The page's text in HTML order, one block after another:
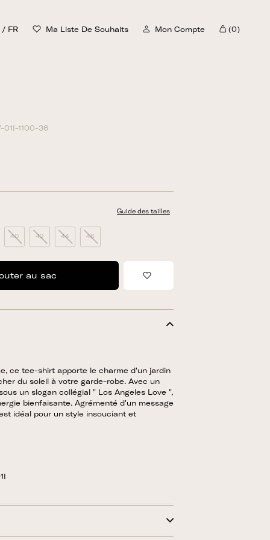
/ FR Ma Liste De Souhaits Mon Compte (0)
Chariot
01I-1100-36
Guide des tailles
40 42 44 46
au sac Ajouter à la liste de
ce tee-shirt apporte le charme d'un jardin
du soleil à votre garde-robe. Avec un
un slogan collégial " Los Angeles Love ",
bienfaisante. Agrémenté d'un message
idéal pour un style insouciant et